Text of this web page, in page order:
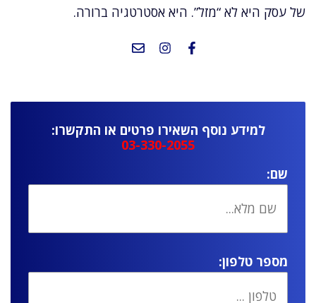
של עסק היא לא “מזל”. היא אסטרטגיה ברורה.
למידע נוסף השאירו פרטים או התקשרו:
03-330-2055
שם:
מספר טלפון: